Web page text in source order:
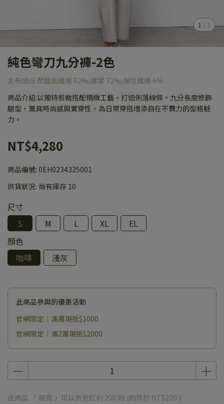
1 / 3
純色彎刀九分褲-2色
主布成份:聚醯氨纖維 62%,嫘縈 32%,彈性纖維 6%
商品介紹:以獨特剪裁搭配精緻工藝，打造俐落線條。九分長度修飾
腿型，兼具時尚感與實穿性，為日常穿搭增添自在不費力的型格魅
力。
NT$4,280
商品編號: 0EH0234325001
供貨狀況: 尚有庫存 10
尺寸
S
M L XL
EL
顏色
咖啡
淺灰
此商品參與的優惠活動
官網限定｜滿萬現抵$1000
官網限定｜滿2萬現抵$2000
此商品 「 最高 」可以折抵紅利 200 點 (約等於 NT$200 )